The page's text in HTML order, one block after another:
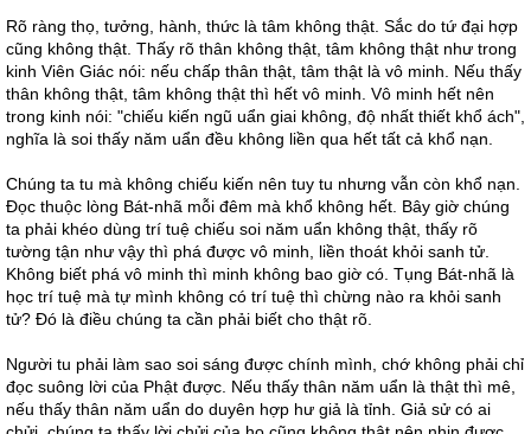
Rõ ràng thọ, tưởng, hành, thức là tâm không thật. Sắc do tứ đại hợp
cũng không thật. Thấy rõ thân không thật, tâm không thật như trong
kinh Viên Giác nói: nếu chấp thân thật, tâm thật là vô minh. Nếu thấy
thân không thật, tâm không thật thì hết vô minh. Vô minh hết nên
trong kinh nói: "chiếu kiến ngũ uẩn giai không, độ nhất thiết khổ ách",
nghĩa là soi thấy năm uẩn đều không liền qua hết tất cả khổ nạn.
Chúng ta tu mà không chiếu kiến nên tuy tu nhưng vẫn còn khổ nạn.
Đọc thuộc lòng Bát-nhã mỗi đêm mà khổ không hết. Bây giờ chúng
ta phải khéo dùng trí tuệ chiếu soi năm uẩn không thật, thấy rõ
tường tận như vậy thì phá được vô minh, liền thoát khỏi sanh tử.
Không biết phá vô minh thì minh không bao giờ có. Tụng Bát-nhã là
học trí tuệ mà tự mình không có trí tuệ thì chừng nào ra khỏi sanh
tử? Đó là điều chúng ta cần phải biết cho thật rõ.
Người tu phải làm sao soi sáng được chính mình, chớ không phải chỉ
đọc suông lời của Phật được. Nếu thấy thân năm uẩn là thật thì mê,
nếu thấy thân năm uẩn do duyên hợp hư giả là tỉnh. Giả sử có ai